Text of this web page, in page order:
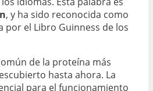
, y ha sido reconocida como
por el Libro Guinness de los
de la proteína más
hasta ahora. La
para el funcionamiento